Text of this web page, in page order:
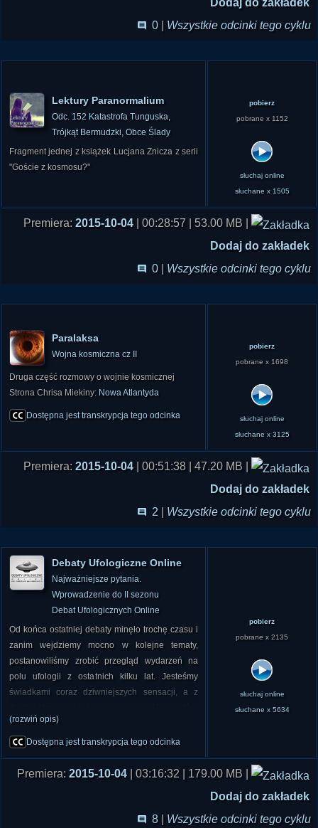
0
Wszystkie odcinki tego cyklu
Lektury Paranormalium
Odc. 152 Katastrofa Tunguska,
Trójkąt Bermudzki, Obce Ślady
Fragment jednej z książek Lucjana Znicza z serii
"Goście z kosmosu?"
pobierz
pobrane x 1152
słuchaj online
słuchane x 1505
Premiera: 2015-10-04 | 00:28:57 | 53.00 MB |
Dodaj do zakładek
0
Wszystkie odcinki tego cyklu
Paralaksa
Wojna kosmiczna cz II
Druga część rozmowy o wojnie kosmicznej
Strona Chrisa Miekiny: Nowa Atlantyda
Dostępna jest transkrypcja tego odcinka
pobierz
pobrane x 1698
słuchaj online
słuchane x 3125
Premiera: 2015-10-04 | 00:51:38 | 47.20 MB |
Dodaj do zakładek
2
Wszystkie odcinki tego cyklu
Debaty Ufologiczne Online
Najważniejsze pytania.
Wprowadzenie do II sezonu
Debat Ufologicznych Online
Od końca ostatniej debaty minęło trochę czasu i
zanim wejdziemy mocno w kolejne tematy,
postanowiliśmy zrobić przegląd wydarzeń na
polu ufologii z ostatnich kilku lat. Jesteśmy
świadkami coraz dziwniejszych sensacji, a z
Czy to znaczy, że ufologia umiera? Czy
doniesienia pojawiające się w necie są coś
kontrolerom lotu. Przypomnijmy choćby
(rozwiń opis)
Dostępna jest transkrypcja tego odcinka
pobierz
pobrane x 2135
słuchaj online
słuchane x 5634
Premiera: 2015-10-04 | 03:16:32 | 179.00 MB |
Dodaj do zakładek
8
Wszystkie odcinki tego cyklu